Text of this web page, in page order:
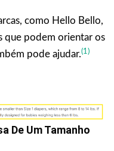
como Hello Bello,
que podem orientar os
pode ajudar.(1)
De Um Tamanho